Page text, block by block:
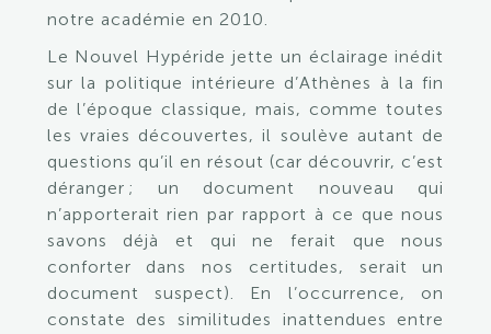
notre académie en 2010.
Le Nouvel Hypéride jette un éclairage inédit
sur la politique intérieure d’Athènes à la fin
de l’époque classique, mais, comme toutes
les vraies découvertes, il soulève autant de
questions qu’il en résout (car découvrir, c’est
déranger ; un document nouveau qui
n’apporterait rien par rapport à ce que nous
savons déjà et qui ne ferait que nous
conforter dans nos certitudes, serait un
document suspect). En l’occurrence, on
constate des similitudes inattendues entre